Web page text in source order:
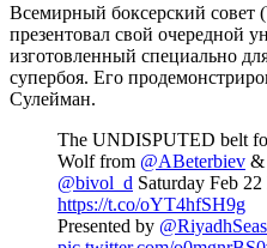
Всемирный боксерский совет
презентовал свой очередной
изготовленный специально
супербоя. Его
Сулейман.
The UNDISPUTED belt
Wolf from @ABeterbiev &
@bivol_d Saturday Feb
https://t.co/oYT4hfSH9g
Presented by